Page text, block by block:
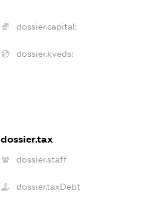
dossier.capital:
dossier.kveds:
dossier.tax
dossier.staff
dossier.taxDebt